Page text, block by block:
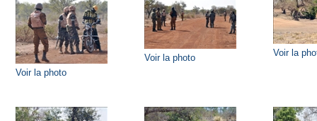
Voir la photo
Voir la photo Voir la